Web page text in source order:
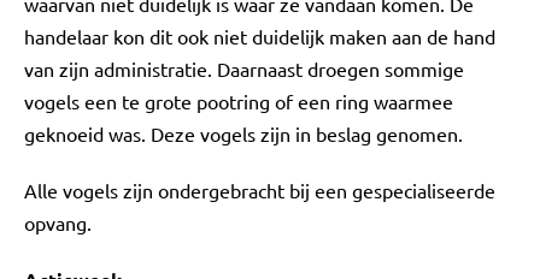
handelaar kon dit ook niet duidelijk maken aan de hand
van zijn administratie. Daarnaast droegen sommige
vogels een te grote pootring of een ring waarmee
geknoeid was. Deze vogels zijn in beslag genomen.
Alle vogels zijn ondergebracht bij een gespecialiseerde
opvang.